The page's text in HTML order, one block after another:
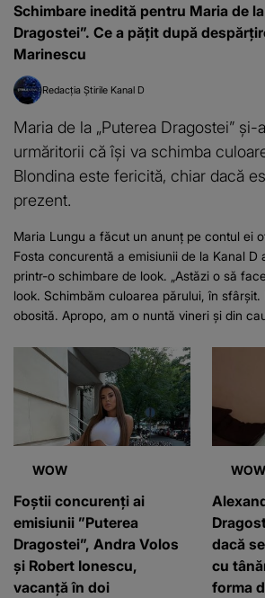
Schimbare inedită pentru Maria de la
Dragostei”. Ce a pățit după
Marinescu
Redacția Știrile Kanal D
Maria de la „Puterea Dragostei” și-
urmăritorii că își va schimba
Blondina este fericită, chiar dacă
prezent.
Maria Lungu a făcut un anunț pe contul ei
Fosta concurentă a emisiunii de la Kanal D
printr-o schimbare de look. „Astăzi o să
look. Schimbăm culoarea părului, în
obosită. Apropo, am o nuntă vineri și din
WOW
Foștii concurenți ai
emisiunii ”Puterea
Dragostei”, Andra Volos
și Robert Ionescu,
vacanță în doi
WOW
dacă
cu
forma